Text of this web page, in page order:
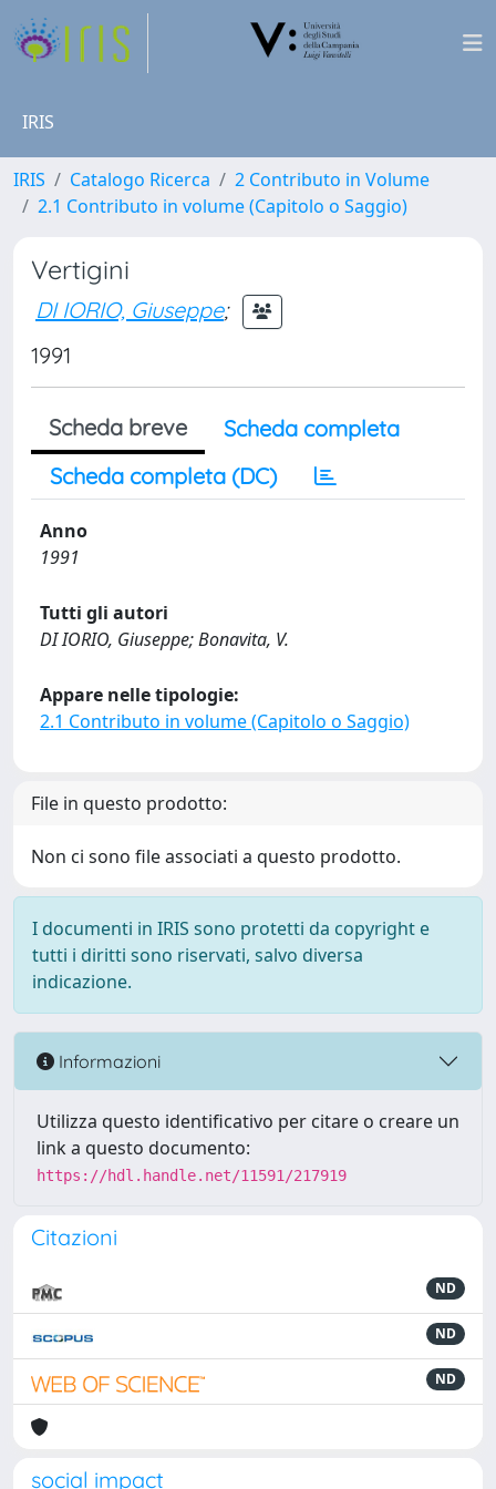
IRIS
IRIS Catalogo Ricerca
2 Contributo in Volume
2.1 Contributo in volume (Capitolo o Saggio)
Vertigini
DI IORIO, Giuseppe;
1991
Scheda breve
Scheda completa
Scheda completa (DC)
Anno
1991
Tutti gli autori
DI IORIO, Giuseppe; Bonavita, V.
Appare nelle tipologie:
2.1 Contributo in volume (Capitolo o Saggio)
File in questo prodotto:
Non ci sono file associati a questo prodotto.
I documenti in IRIS sono protetti da copyright e
tutti i diritti sono riservati, salvo diversa
indicazione.
Informazioni
Utilizza questo identificativo per citare o creare un
link a questo documento:
https://hdl.handle.net/11591/217919
Citazioni
ND
ND
ND
social impact